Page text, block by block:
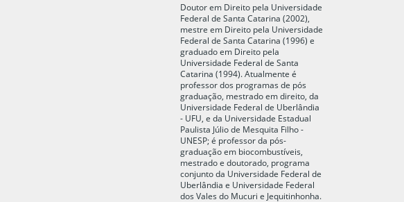
Doutor em Direito pela Universidade
Federal de Santa Catarina (2002),
mestre em Direito pela Universidade
Federal de Santa Catarina (1996) e
graduado em Direito pela
Universidade Federal de Santa
Catarina (1994). Atualmente é
professor dos programas de pós
graduação, mestrado em direito, da
Universidade Federal de Uberlândia
- UFU, e da Universidade Estadual
Paulista Júlio de Mesquita Filho -
UNESP; é professor da pós-
graduação em biocombustíveis,
mestrado e doutorado, programa
conjunto da Universidade Federal de
Uberlândia e Universidade Federal
dos Vales do Mucuri e Jequitinhonha.